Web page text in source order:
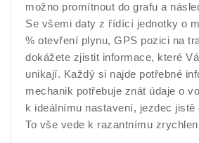
možno promítnout do grafu a
Se všemi daty z řídící jednotky o
% otevření plynu, GPS pozici na
dokážete zjistit informace, které
unikají. Každý si najde potřebné
mechanik potřebuje znát údaje o
k ideálnímu nastavení, jezdec
To vše vede k razantnímu